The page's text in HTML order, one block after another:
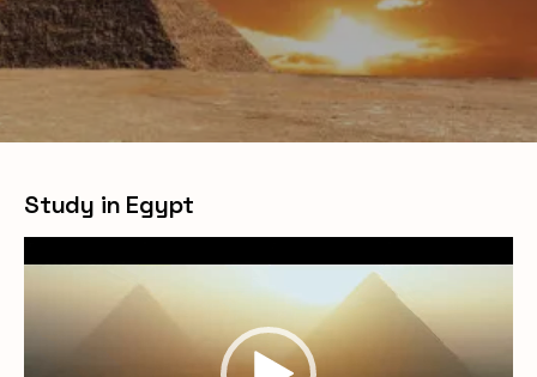
Study in Egypt
Player